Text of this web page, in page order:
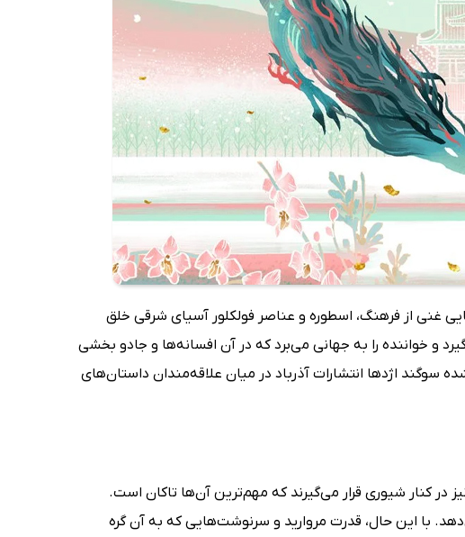
غنی از فرهنگ، اسطوره و عناصر فولکلور آسیای شرقی خلق
و خواننده را به جهانی می‌برد که در آن افسانه‌ها و جادو بخشی
سوگند اژدها انتشارات آذرباد در میان علاقه‌مندان داستان‌های
کنار شیوری قرار می‌گیرند که مهم‌ترین آن‌ها تاکان است.
با این حال، قدرت مروارید و سرنوشت‌هایی که به آن گره